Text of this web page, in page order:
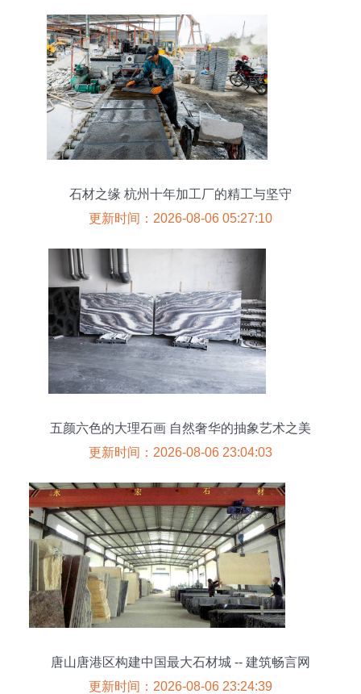
石材之缘 杭州十年加工厂的精工与坚守
更新时间：2026-08-06 05:27:10
五颜六色的大理石画 自然奢华的抽象艺术之美
更新时间：2026-08-06 23:04:03
唐山唐港区构建中国最大石材城 -- 建筑畅言网
更新时间：2026-08-06 23:24:39